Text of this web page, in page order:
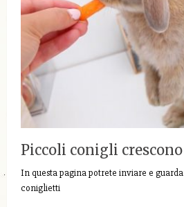
Piccoli conigli crescono
In questa pagina potrete inviare e
coniglietti